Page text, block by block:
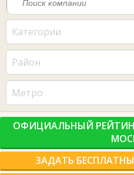
Категории
Район
Метро
ОФИЦИАЛЬНЫЙ
ЗАДАТЬ